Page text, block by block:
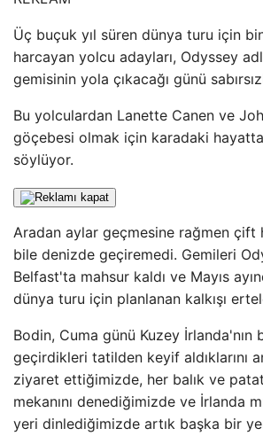
Üç buçuk yıl süren dünya turu için
harcayan yolcu adayları, Odyssey
gemisinin yola çıkacağı günü
Bu yolculardan Lanette Canen ve
göçebesi olmak için karadaki
söylüyor.
Aradan aylar geçmesine rağmen çift
bile denizde geçiremedi. Gemileri
Belfast'ta mahsur kaldı ve Mayıs
dünya turu için planlanan kalkışı
Bodin, Cuma günü Kuzey İrlanda'nın
geçirdikleri tatilden keyif aldıklarını
ziyaret ettiğimizde, her balık ve
mekanını denediğimizde ve İrlanda
yeri dinlediğimizde artık başka bir